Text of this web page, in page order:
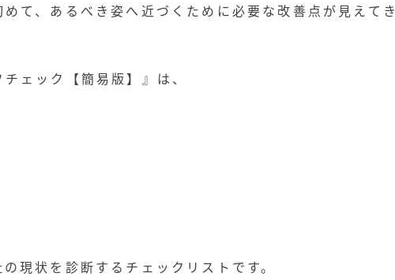
て、あるべき姿へ近づくために必要な改善点が見えてき
ェック【簡易版】』は、
現状を診断するチェックリストです。